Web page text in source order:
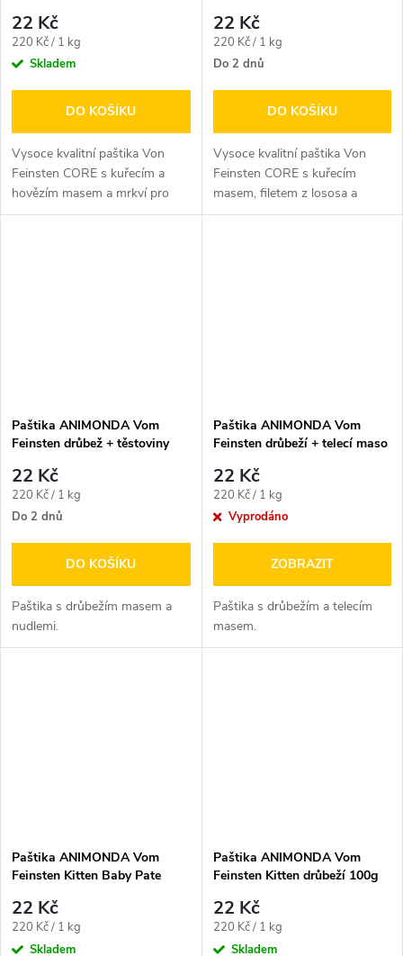
22 Kč
Měrná
cena:
220 Kč / 1 kg
Skladem
DO KOŠÍKU
Vysoce kvalitní paštika Von
Feinsten CORE s kuřecím a
hovězím masem a mrkví pro
dospělé kočky všech plemen.
22 Kč
Měrná
cena:
220 Kč / 1 kg
Do 2 dnů
DO KOŠÍKU
Vysoce kvalitní paštika Von
Feinsten CORE s kuřecím
masem, filetem z lososa a
špenátem pro dospělé kočky
Paštika ANIMONDA Vom
Feinsten drůbež + těstoviny
22 Kč
Měrná
cena:
220 Kč / 1 kg
Do 2 dnů
DO KOŠÍKU
Paštika s drůbežím masem a
nudlemi.
Paštika ANIMONDA Vom
Feinsten drůbeží + telecí maso
22 Kč
Měrná
cena:
220 Kč / 1 kg
Vyprodáno
ZOBRAZIT
Paštika s drůbežím a telecím
masem.
Paštika ANIMONDA Vom
Feinsten Kitten Baby Pate
22 Kč
Měrná
cena:
220 Kč / 1 kg
Skladem
Paštika ANIMONDA Vom
Feinsten Kitten drůbeží 100g
22 Kč
Měrná
cena:
220 Kč / 1 kg
Skladem